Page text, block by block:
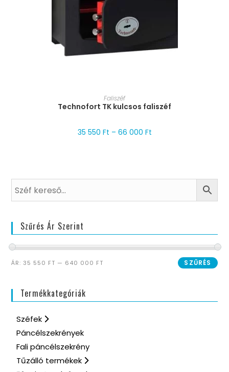
MÉRET VÁLASZTÁSA
Faliszéf
Technofort TK kulcsos faliszéf
35 550 Ft – 66 000 Ft
Szűrés Ár Szerint
SZŰRÉS
ÁR: 35 550 FT — 640 000 FT
Termékkategóriák
Széfek
Páncélszekrények
Fali páncélszekrény
Tűzálló termékek